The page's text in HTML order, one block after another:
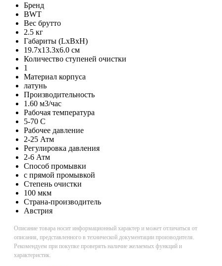
Бренд
BWT
Вес брутто
2.5 кг
Габариты (LxBxH)
19.7x13.3x6.0 см
Количество ступеней очистки
1
Материал корпуса
латунь
Производительность
1.60 м3/час
Рабочая температура
5-70 C
Рабочее давление
2-25 Атм
Регулировка давления
2-6 Атм
Способ промывки
с прямой промывкой
Степень очистки
100 мкм
Страна-производитель
Австрия
Описание товара носит информационный характер и может отличаться от
описания, представленного в технической документации производителя.
Рекомендуем при покупке проверять наличие желаемых функций и
характеристик.